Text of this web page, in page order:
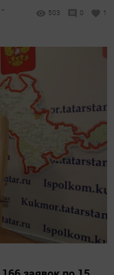
503 0 1